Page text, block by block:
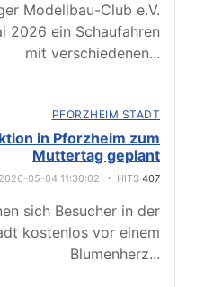
Modellbau-Club e.V.
2026 ein Schaufahren
mit verschiedenen...
PFORZHEIM STADT
in Pforzheim zum
Muttertag geplant
2026-05-04 11:30:02 HITS 407
sich Besucher in der
kostenlos vor einem
Blumenherz...